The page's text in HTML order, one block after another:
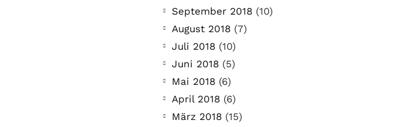
September 2018 (10)
August 2018 (7)
Juli 2018 (10)
Juni 2018 (5)
Mai 2018 (6)
April 2018 (6)
März 2018 (15)